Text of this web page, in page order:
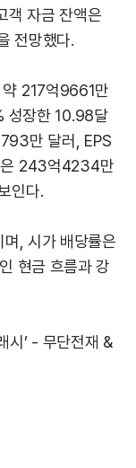
객 자금 잔액은
전망했다.
217억9661만
성장한 10.98달
만 달러, EPS
은 243억4234만
인다.
, 시가 배당률은
현금 흐름과 강
시’ - 무단전재 &